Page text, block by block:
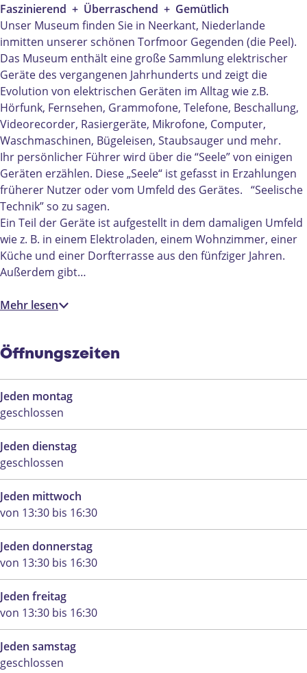
“
S
e
e
l
i
s
c
h
e
T
e
c
h
n
i
k
u
m
“
S
e
e
l
i
s
c
h
e
T
e
c
h
n
k
e
u
m
“
S
e
e
l
i
s
c
h
e
T
e
c
h
i
m
“
S
e
e
l
i
s
c
h
e
T
e
c
h
n
”
s
e
u
m
“
S
e
e
l
i
s
c
h
e
T
e
c
n
”
Faszinierend + Überraschend + Gemütlich
Unser Museum finden Sie in Neerkant, Niederlande
inmitten unserer schönen Torfmoor Gegenden (die Peel).
Das Museum enthält eine große Sammlung elektrischer
Geräte des vergangenen Jahrhunderts und zeigt die
Evolution von elektrischen Geräten im Alltag wie z.B.
Hörfunk, Fernsehen, Grammofone, Telefone, Beschallung,
Videorecorder, Rasiergeräte, Mikrofone, Computer,
Waschmaschinen, Bügeleisen, Staubsauger und mehr.
Ihr persönlicher Führer wird über die “Seele” von einigen
Geräten erzählen. Diese „Seele“ ist gefasst in Erzahlungen
früherer Nutzer oder vom Umfeld des Gerätes. “Seelische
Technik” so zu sagen.
Ein Teil der Geräte ist aufgestellt in dem damaligen Umfeld
wie z. B. in einem Elektroladen, einem Wohnzimmer, einer
Küche und einer Dorfterrasse aus den fünfziger Jahren.
Außerdem gibt…
Mehr lesen
Öffnungszeiten
Jeden montag
geschlossen
Jeden dienstag
geschlossen
Jeden mittwoch
von 13:30 bis 16:30
Jeden donnerstag
von 13:30 bis 16:30
Jeden freitag
von 13:30 bis 16:30
Jeden samstag
geschlossen